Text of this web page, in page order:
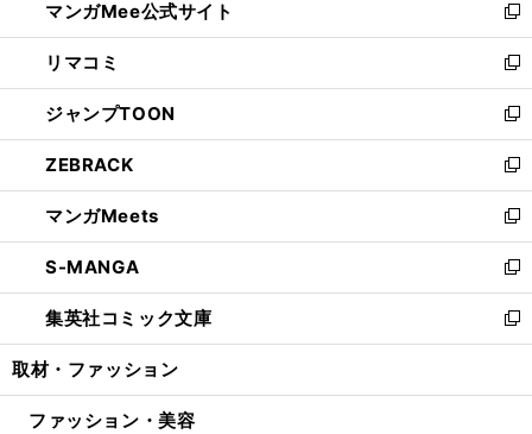
く
ド
ウ
で
開
く
ィ
ン
ド
ウ
で
開
く
い
ウ
ィ
ン
ド
ウ
で
開
く
マンガMee公式サイト
新
し
い
ウ
ィ
ン
ド
ウ
で
開
く
リマコミ
新
し
い
ウ
ィ
ン
ド
ウ
で
開
く
ジャンプTOON
新
し
い
ウ
ィ
ン
ド
ウ
で
開
ZEBRACK
新
し
い
ウ
ィ
ン
ド
ウ
開
マンガMeets
新
し
い
ウ
ィ
ン
ウ
S-MANGA
新
し
い
ウ
ン
集英社コミック文庫
新
し
ウ
取材・ファッション
ファッション・美容